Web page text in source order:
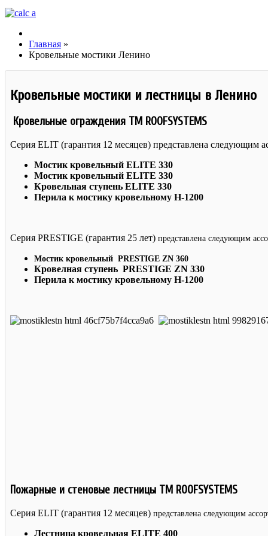
Главная »
Кровельные мостики Ленино
Кровельные мостики и лестницы в Ленино
Кровельные ограждения TM ROOFSYSTEMS
Серия ELIT (гарантия 12 месяцев) представлена следующим
Мостик кровельный ELITE 330
Мостик кровельный ELITE 330
Кровельная ступень ELITE 330
Перила к мостику кровельному Н-1200
Серия PRESTIGE (гарантия 25 лет) представлена следующим
Мостик кровельный PRESTIGE ZN 360
Кровелная ступень PRESTIGE ZN 330
Перила к мостику кровельному H-1200
Пожарные и стеновые лестницы TM ROOFSYSTEMS
Серия ELIT (гарантия 12 месяцев) представлена следующим
Лестница кровельная ELITE 400